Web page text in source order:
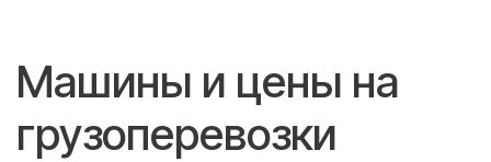
Машины и цены на
грузоперевозки